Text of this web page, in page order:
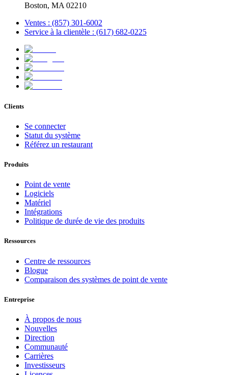
Boston, MA 02210
Ventes : (857) 301-6002
Service à la clientèle : (617) 682-0225
Clients
Se connecter
Statut du système
Référez un restaurant
Produits
Point de vente
Logiciels
Matériel
Intégrations
Politique de durée de vie des produits
Ressources
Centre de ressources
Blogue
Comparaison des systèmes de point de vente
Entreprise
À propos de nous
Nouvelles
Direction
Communauté
Carrières
Investisseurs